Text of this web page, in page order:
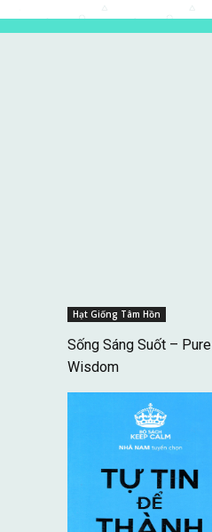
Hạt Giống Tâm Hồn
Sống Sáng Suốt – Pure
Wisdom